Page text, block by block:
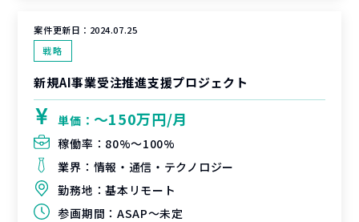
案件更新日： 2024.07.25
戦略
新規AI事業受注推進支援プロジェクト
単価： 〜150万円/月
稼働率： 80%〜100%
業界： 情報・通信・テクノロジー
勤務地：基本リモート
参画期間： ASAP～未定